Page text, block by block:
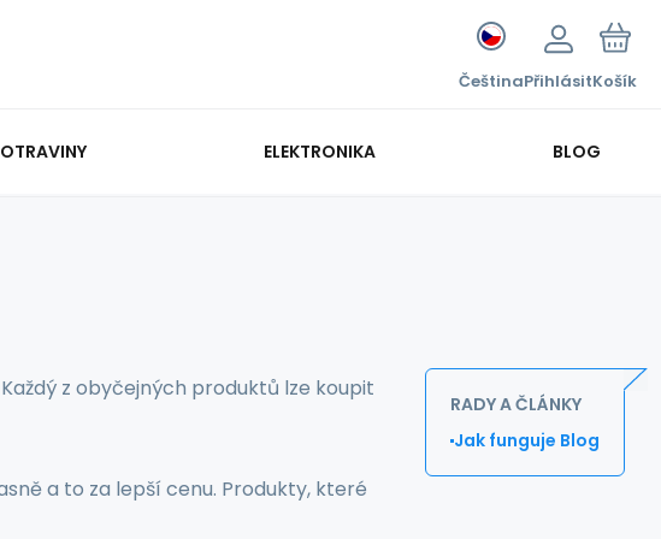
ČeštinaPřihlásitKošík
ELEKTRONIKA BLOG
RADY A ČLÁNKY
Jak funguje Blog
z obyčejných produktů lze koupit
a to za lepší cenu. Produkty, které